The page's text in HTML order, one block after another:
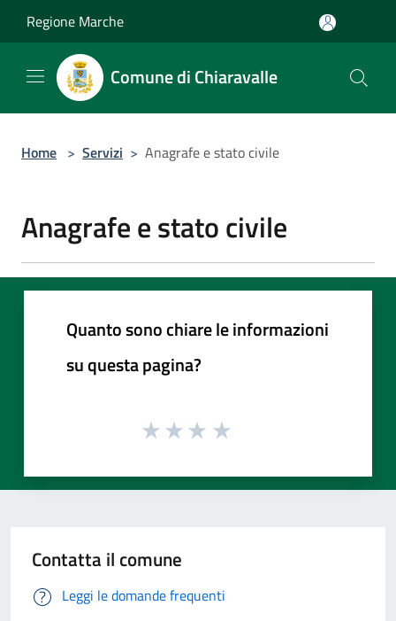
Regione Marche
Comune di Chiaravalle
Home > Servizi > Anagrafe e stato civile
Anagrafe e stato civile
Quanto sono chiare le informazioni
su questa pagina?
Contatta il comune
Leggi le domande frequenti